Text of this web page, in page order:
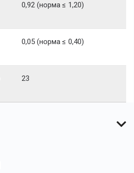
0,92 (норма ≤ 1,20)
0,05 (норма ≤ 0,40)
23